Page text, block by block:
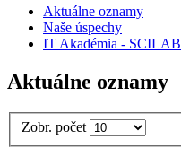
Aktuálne oznamy
Naše úspechy
IT Akadémia - SCILAB
Aktuálne oznamy
Zobr. počet